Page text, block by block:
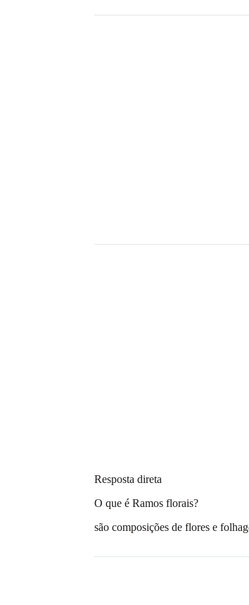
Resposta direta
O que é Ramos florais?
são composições de flores e